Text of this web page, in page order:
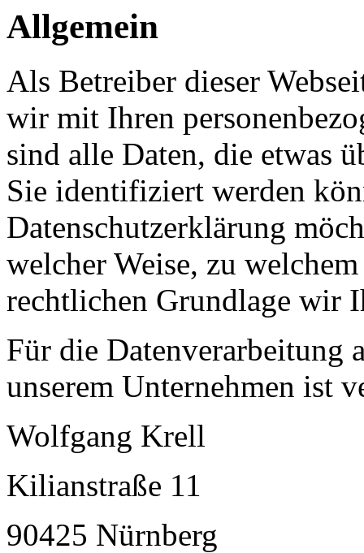
Allgemein
Als Betreiber dieser
wir mit Ihren
sind alle Daten, die etwas
Sie identifiziert werden
Datenschutzerklärung
welcher Weise, zu
rechtlichen Grundlage wir
Für die Datenverarbeitung
unserem Unternehmen ist
Wolfgang Krell
Kilianstraße 11
90425 Nürnberg